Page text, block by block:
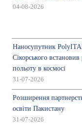
04-08-2026
Наносупутник
Сікорського
польоту в космосі
31-07-2026
Розширення
освіти Пакистану
31-07-2026